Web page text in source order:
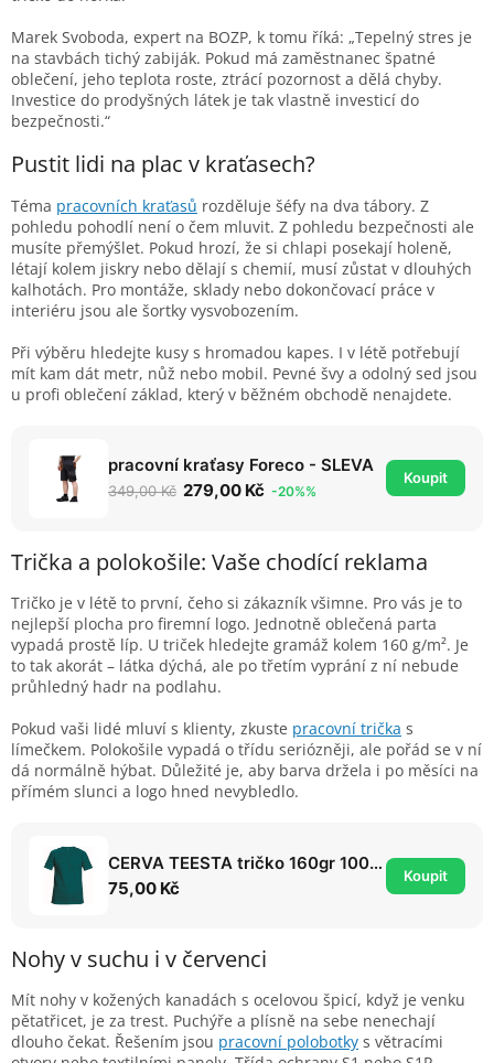
Marek Svoboda, expert na BOZP, k tomu říká: „Tepelný stres je
na stavbách tichý zabiják. Pokud má zaměstnanec špatné
oblečení, jeho teplota roste, ztrácí pozornost a dělá chyby.
Investice do prodyšných látek je tak vlastně investicí do
bezpečnosti.“
Pustit lidi na plac v kraťasech?
Téma pracovních kraťasů rozděluje šéfy na dva tábory. Z
pohledu pohodlí není o čem mluvit. Z pohledu bezpečnosti ale
musíte přemýšlet. Pokud hrozí, že si chlapi posekají holeně,
létají kolem jiskry nebo dělají s chemií, musí zůstat v dlouhých
kalhotách. Pro montáže, sklady nebo dokončovací práce v
interiéru jsou ale šortky vysvobozením.
Při výběru hledejte kusy s hromadou kapes. I v létě potřebují
mít kam dát metr, nůž nebo mobil. Pevné švy a odolný sed jsou
u profi oblečení základ, který v běžném obchodě nenajdete.
pracovní kraťasy Foreco - SLEVA
349,00 Kč 279,00 Kč -20%%
Koupit
Trička a polokošile: Vaše chodící reklama
Tričko je v létě to první, čeho si zákazník všimne. Pro vás je to
nejlepší plocha pro firemní logo. Jednotně oblečená parta
vypadá prostě líp. U triček hledejte gramáž kolem 160 g/m². Je
to tak akorát – látka dýchá, ale po třetím vyprání z ní nebude
průhledný hadr na podlahu.
Pokud vaši lidé mluví s klienty, zkuste pracovní trička s
límečkem. Polokošile vypadá o třídu seriózněji, ale pořád se v ní
dá normálně hýbat. Důležité je, aby barva držela i po měsíci na
přímém slunci a logo hned nevybledlo.
CERVA TEESTA tričko 160gr 100% bavlna
75,00 Kč
Koupit
Nohy v suchu i v červenci
Mít nohy v kožených kanadách s ocelovou špicí, když je venku
pětatřicet, je za trest. Puchýře a plísně na sebe nenechají
dlouho čekat. Řešením jsou pracovní polobotky s větracími